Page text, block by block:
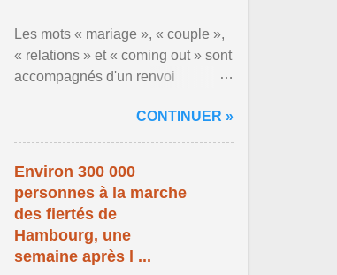
Les mots « mariage », « couple »,
« relations » et « coming out » sont
accompagnés d'un renvoi
mouvement LGBT ... Afficher
l'article ...
CONTINUER »
Environ 300 000
personnes à la marche
des fiertés de
Hambourg, une
semaine après l ...